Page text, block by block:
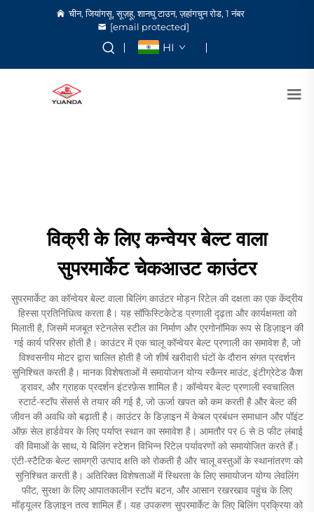
चीन, जियांगसू, सूज़हू, शानघु टाउन, ज़हांगचुन रोड, 1 नंबर
[email protected]
HI
विक्री के लिए कन्वेयर बेल्ट वाला
सुपरमार्केट चेकआउट काउंटर
सुपरमार्केट का कॉन्वेयर बेल्ट वाला बिलिंग काउंटर मोड़न रिटेल की दक्षता का एक केंद्रीय
हिस्सा प्रतिनिधित्व करता है। यह सॉफिस्टिकेटेड प्रणाली दृढ़ता और कार्यक्षमता को
मिलाती है, जिसमें मजबूत स्टेनलेस स्टील का निर्माण और एरगोनॉमिक रूप से डिज़ाइन की
गई कार्य परिसर होती है। काउंटर में एक चालू कॉन्वेयर बेल्ट प्रणाली का समावेश है, जो
विश्वसनीय मोटर द्वारा चालित होती है जो शीर्ष खरीदारी घंटों के दौरान संगत प्रदर्शन
सुनिश्चित करती है। मानक विशेषताओं में समायोजन योग्य स्कैनर माउंट, इंटीग्रेटेड कैश
ड्रावर, और ग्राहक प्रदर्शन इंटरफ़ेस शामिल है। कॉन्वेयर बेल्ट प्रणाली स्वचालित
स्टार्ट-स्टॉप सेंसर्स से तयार की गई है, जो ऊर्जा खपत को कम करती है और बेल्ट की
जीवन की अवधि को बढ़ाती है। काउंटर के डिज़ाइन में केबल प्रबंधन समाधान और पॉइंट
ऑफ़ सेल हार्डवेयर के लिए पर्याप्त स्थान का समावेश है। आमतौर पर 6 से 8 फीट लंबाई
की विमाओं के साथ, ये बिलिंग स्टेशन विभिन्न रिटेल पर्यावरणों को समायोजित करते हैं।
एंटी-स्टैटिक बेल्ट सामग्री उत्पाद क्षति को रोकती है और चालू वस्तुओं के स्थानांतरण को
सुनिश्चित करती है। अतिरिक्त विशेषताओं में स्थिरता के लिए समायोजन योग्य लेवलिंग
फीट, सुरक्षा के लिए आपातकालीन स्टॉप बटन, और आसान रखरखाव पहुंच के लिए
मॉड्यूलर डिज़ाइन तत्व शामिल हैं। यह उपकरण सुपरमार्केट के लिए बिलिंग प्रक्रिया को